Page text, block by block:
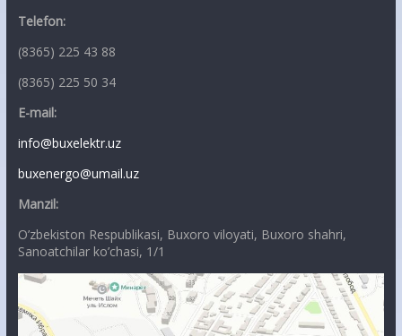
Telefon:
(8365) 225 43 88
(8365) 225 50 34
E-mail:
info@buxelektr.uz
buxenergo@umail.uz
Manzil:
O’zbekiston Respublikasi, Buxoro viloyati, Buxoro shahri,
Sanoatchilar ko’chasi, 1/1